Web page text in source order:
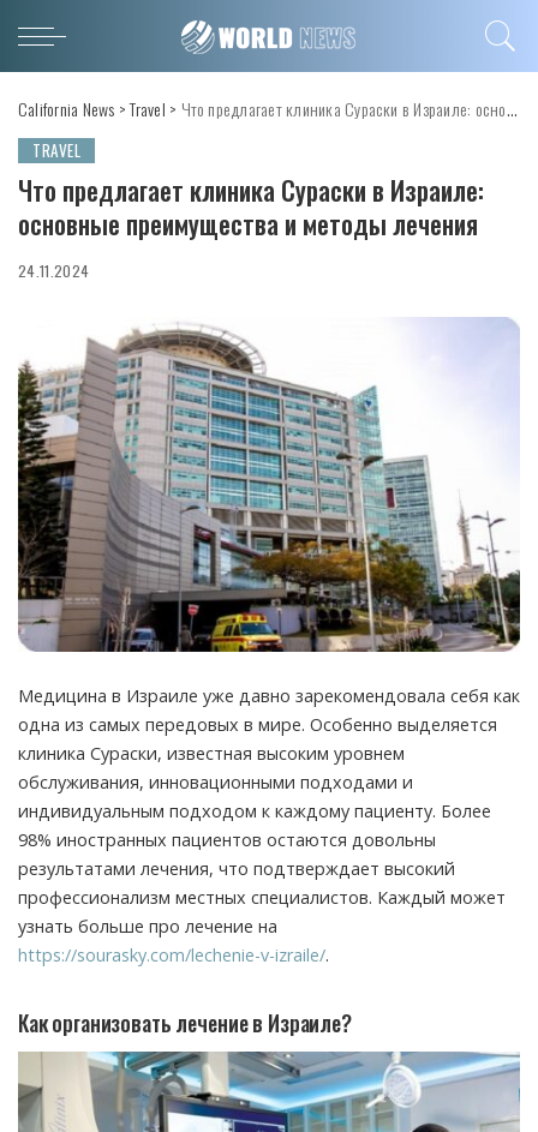
California News >Travel > Что предлагает клиника Сураски в Израиле: основные преимущества и методы лечения
TRAVEL
Что предлагает клиника Сураски в Израиле:
основные преимущества и методы лечения
24.11.2024
Медицина в Израиле уже давно зарекомендовала себя как
одна из самых передовых в мире. Особенно выделяется
клиника Сураски, известная высоким уровнем
обслуживания, инновационными подходами и
индивидуальным подходом к каждому пациенту. Более
98% иностранных пациентов остаются довольны
результатами лечения, что подтверждает высокий
профессионализм местных специалистов. Каждый может
узнать больше про лечение на
https://sourasky.com/lechenie-v-izraile/.
Как организовать лечение в Израиле?